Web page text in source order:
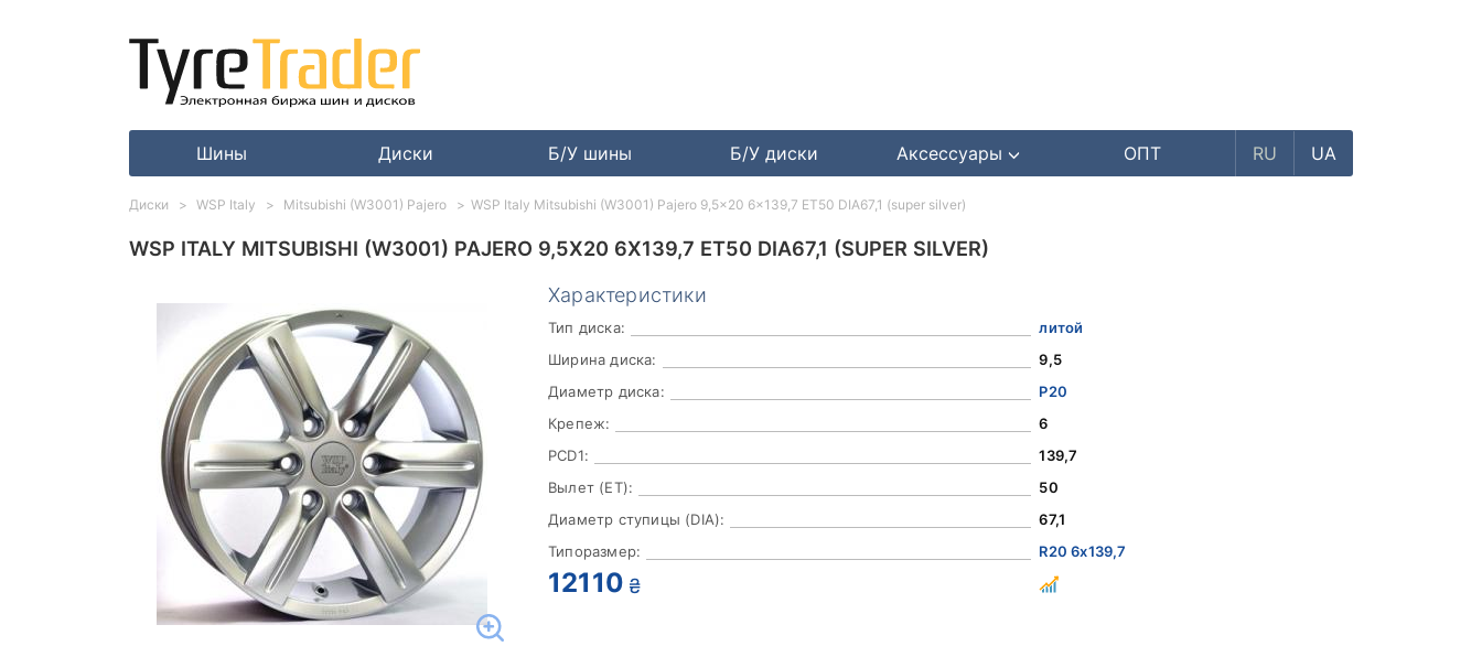
Шины Диски Б/У шины Б/У диски Аксессуары ОПТ RU UA
WSP ITALY MITSUBISHI (W3001) PAJERO 9,5X20 6X139,7 ET50 DIA67,1 (SUPER SILVER)
Характеристики
Тип диска:
литой
Ширина диска:
9,5
Диаметр диска:
Р20
Крепеж:
6
PCD1:
139,7
Вылет (ET):
50
Диаметр ступицы (DIA):
67,1
Типоразмер:
R20 6x139,7
12110 ₴
Диски WSP Italy Mitsubishi (W3001) Pajero WSP Italy Mitsubishi (W3001) Pajero 9,5x20 6x139,7 ET50 DIA67,1 (super silver)